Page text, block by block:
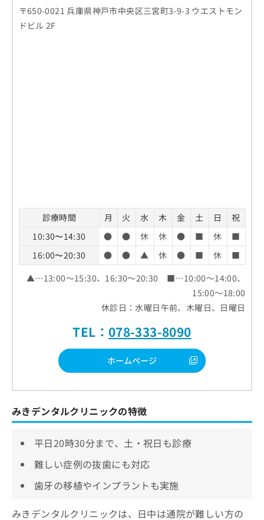
〒650-0021 兵庫県神戸市中央区三宮町3-9-3 ウエストモン
ドビル 2F
診療時間 月 火 水 木 金 土 日
祝
10:30〜14:30
● ● 休 休 ● ■ 休
■
16:00〜20:30
● ● ▲ 休 ● ■ 休
■
▲…13:00～15:30、16:30～20:30 ■…10:00～14:00、
15:00～18:00
休診日：水曜日午前、木曜日、日曜日
TEL： 078-333-8090
ホームページ
みきデンタルクリニックの特徴
平日20時30分まで、土・祝日も診療
難しい症例の抜歯にも対応
歯牙の移植やインプラントも実施
みきデンタルクリニックは、日中は通院が難しい方の